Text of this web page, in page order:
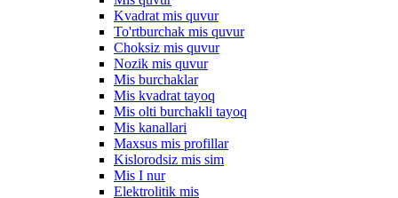
Kvadrat mis quvur
To'rtburchak mis quvur
Choksiz mis quvur
Nozik mis quvur
Mis burchaklar
Mis kvadrat tayoq
Mis olti burchakli tayoq
Mis kanallari
Maxsus mis profillar
Kislorodsiz mis sim
Mis I nur
Elektrolitik mis